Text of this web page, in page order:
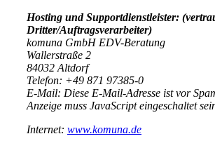
Hosting und Supportdienstleister:
Dritter/Auftragsverarbeiter)
komuna GmbH EDV-Beratung
Wallerstraße 2
84032 Altdorf
Telefon: +49 871 97385-0
E-Mail: Diese E-Mail-Adresse ist vor
Anzeige muss JavaScript eingeschaltet
Internet: www.komuna.de